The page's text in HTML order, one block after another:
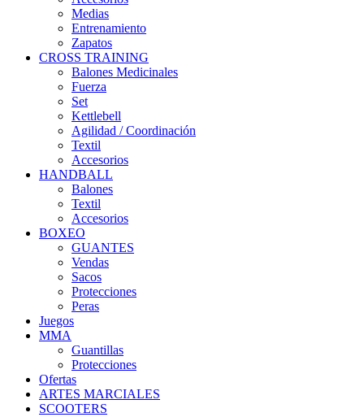
Medias
Entrenamiento
Zapatos
CROSS TRAINING
Balones Medicinales
Fuerza
Set
Kettlebell
Agilidad / Coordinación
Textil
Accesorios
HANDBALL
Balones
Textil
Accesorios
BOXEO
GUANTES
Vendas
Sacos
Protecciones
Peras
Juegos
MMA
Guantillas
Protecciones
Ofertas
ARTES MARCIALES
SCOOTERS